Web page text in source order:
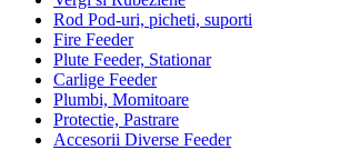
Rod Pod-uri, picheti, suporti
Fire Feeder
Plute Feeder, Stationar
Carlige Feeder
Plumbi, Momitoare
Protectie, Pastrare
Accesorii Diverse Feeder